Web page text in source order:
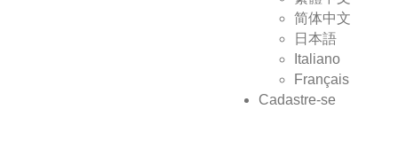
简体中文
日本語
Italiano
Français
Cadastre-se